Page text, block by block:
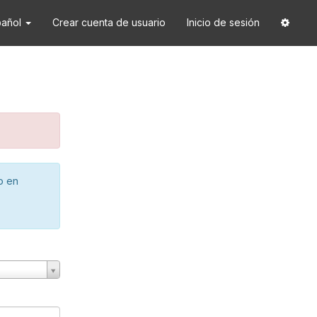
Crear cuenta de usuario Inicio de sesión
en